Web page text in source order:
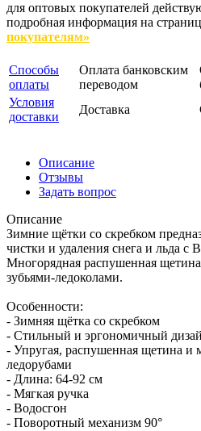
для оптовых покупателей
подробная информация на
покупателям»
Способы
оплаты
Оплата банковским
переводом
Условия
доставки
Доставка
Описание
Отзывы
Задать вопрос
Описание
Зимние щётки со скребком
чистки и удаления снега и льда с
Многорядная распушенная
зубьями-ледоколами.
Особенности:
- Зимняя щётка со скребком
- Стильный и эргономичный
- Упругая, распушенная щетина и
ледорубами
- Длина: 64-92 см
- Мягкая ручка
- Водосгон
- Поворотный механизм 90°